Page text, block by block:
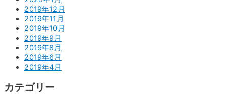
2019年12月
2019年11月
2019年10月
2019年9月
2019年8月
2019年6月
2019年4月
カテゴリー